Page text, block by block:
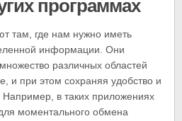
там, где нам нужно иметь
информации. Они
различных областей
и при этом сохраняя удобство и
в таких приложениях
моментального обмена